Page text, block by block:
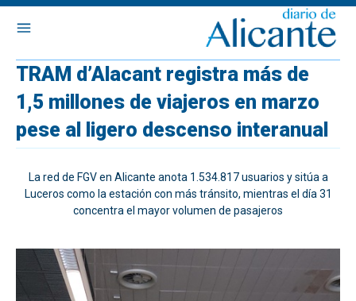
TRAM d’Alacant registra más de
1,5 millones de viajeros en marzo
pese al ligero descenso interanual
La red de FGV en Alicante anota 1.534.817 usuarios y sitúa a
Luceros como la estación con más tránsito, mientras el día 31
concentra el mayor volumen de pasajeros